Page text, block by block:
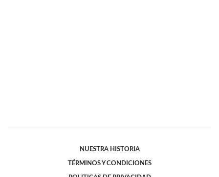
NUESTRA HISTORIA
TÉRMINOS Y CONDICIONES